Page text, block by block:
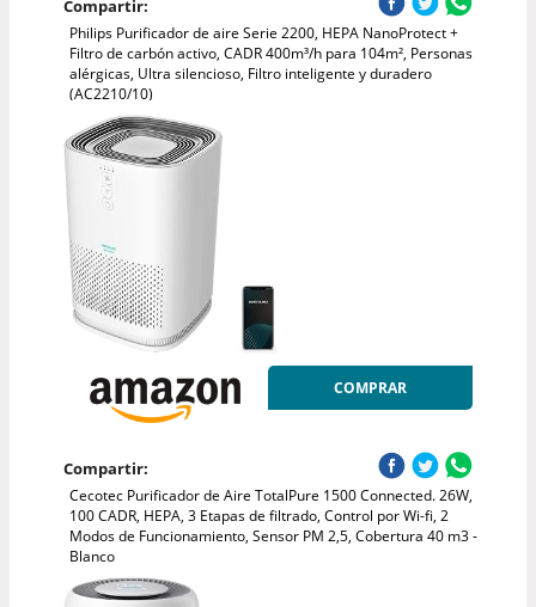
Compartir:
Philips Purificador de aire Serie 2200, HEPA NanoProtect +
Filtro de carbón activo, CADR 400m³/h para 104m², Personas
alérgicas, Ultra silencioso, Filtro inteligente y duradero
(AC2210/10)
COMPRAR
Compartir:
Cecotec Purificador de Aire TotalPure 1500 Connected. 26W,
100 CADR, HEPA, 3 Etapas de filtrado, Control por Wi-fi, 2
Modos de Funcionamiento, Sensor PM 2,5, Cobertura 40 m3 -
Blanco